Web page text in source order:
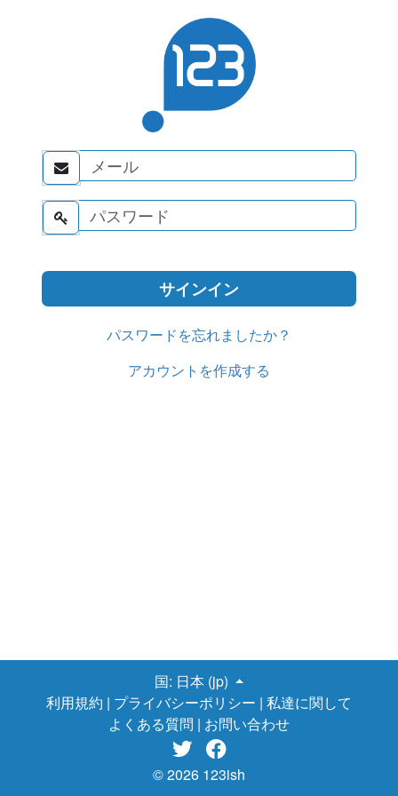


パスワードを忘れましたか？
アカウントを作成する
国: 日本 (jp)
利用規約 | プライバシーポリシー | 私達に関して
よくある質問 | お問い合わせ
 
© 2026 123ish